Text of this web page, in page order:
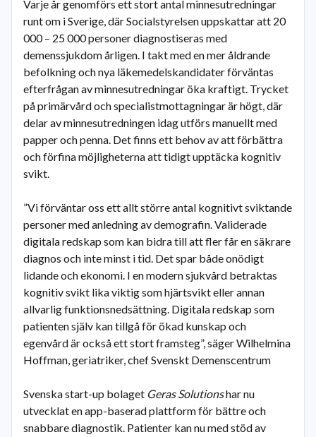
Varje år genomförs ett stort antal minnesutredningar
runt om i Sverige, där Socialstyrelsen uppskattar att 20
000 – 25 000 personer diagnostiseras med
demenssjukdom årligen. I takt med en mer åldrande
befolkning och nya läkemedelskandidater förväntas
efterfrågan av minnesutredningar öka kraftigt. Trycket
på primärvård och specialistmottagningar är högt, där
delar av minnesutredningen idag utförs manuellt med
papper och penna. Det finns ett behov av att förbättra
och förfina möjligheterna att tidigt upptäcka kognitiv
svikt.
”Vi förväntar oss ett allt större antal kognitivt sviktande
personer med anledning av demografin. Validerade
digitala redskap som kan bidra till att fler får en säkrare
diagnos och inte minst i tid. Det spar både onödigt
lidande och ekonomi. I en modern sjukvård betraktas
kognitiv svikt lika viktig som hjärtsvikt eller annan
allvarlig funktionsnedsättning. Digitala redskap som
patienten själv kan tillgå för ökad kunskap och
egenvård är också ett stort framsteg”, säger Wilhelmina
Hoffman, geriatriker, chef Svenskt Demenscentrum
Svenska start-up bolaget Geras Solutionshar nu
utvecklat en app-baserad plattform för bättre och
snabbare diagnostik. Patienter kan nu med stöd av